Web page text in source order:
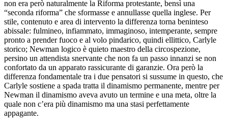
non era però naturalmente la Riforma protestante, bensì una
“seconda riforma” che sformasse e annullasse quella inglese. Per
stile, contenuto e area di intervento la differenza torna beninteso
abissale: fulmineo, infiammato, immaginoso, intemperante, sempre
pronto a prender fuoco e al volo pindarico, quindi ellittico, Carlyle
storico; Newman logico è quieto maestro della circospezione,
persino un attendista snervante che non fa un passo innanzi se non
confortato da un apparato rassicurante di garanzie. Ora però la
differenza fondamentale tra i due pensatori si sussume in questo, che
Carlyle sostiene a spada tratta il dinamismo permanente, mentre per
Newman il dinamismo aveva avuto un termine e una meta, oltre la
quale non c’era più dinamismo ma una stasi perfettamente
appagante.